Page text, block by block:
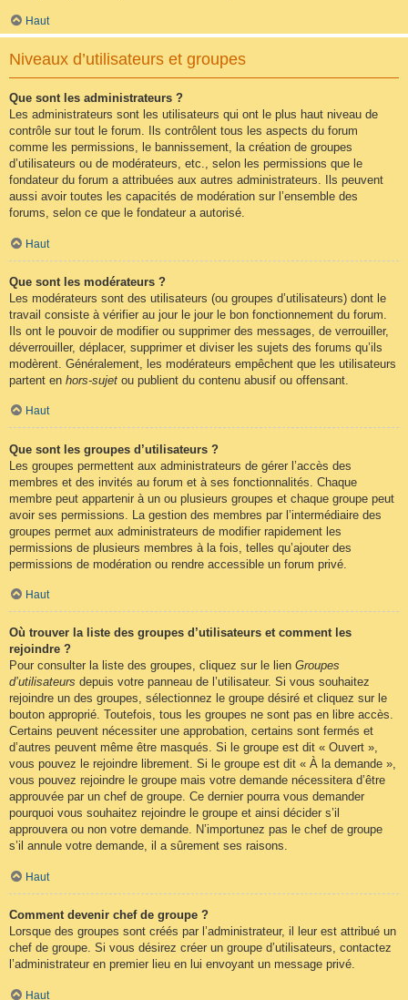
Haut
Niveaux d’utilisateurs et groupes
Que sont les administrateurs ?
Les administrateurs sont les utilisateurs qui ont le plus haut niveau de
contrôle sur tout le forum. Ils contrôlent tous les aspects du forum
comme les permissions, le bannissement, la création de groupes
d’utilisateurs ou de modérateurs, etc., selon les permissions que le
fondateur du forum a attribuées aux autres administrateurs. Ils peuvent
aussi avoir toutes les capacités de modération sur l’ensemble des
forums, selon ce que le fondateur a autorisé.
Haut
Que sont les modérateurs ?
Les modérateurs sont des utilisateurs (ou groupes d’utilisateurs) dont le
travail consiste à vérifier au jour le jour le bon fonctionnement du forum.
Ils ont le pouvoir de modifier ou supprimer des messages, de verrouiller,
déverrouiller, déplacer, supprimer et diviser les sujets des forums qu’ils
modèrent. Généralement, les modérateurs empêchent que les utilisateurs
partent en hors-sujet ou publient du contenu abusif ou offensant.
Haut
Que sont les groupes d’utilisateurs ?
Les groupes permettent aux administrateurs de gérer l’accès des
membres et des invités au forum et à ses fonctionnalités. Chaque
membre peut appartenir à un ou plusieurs groupes et chaque groupe peut
avoir ses permissions. La gestion des membres par l’intermédiaire des
groupes permet aux administrateurs de modifier rapidement les
permissions de plusieurs membres à la fois, telles qu’ajouter des
permissions de modération ou rendre accessible un forum privé.
Haut
Où trouver la liste des groupes d’utilisateurs et comment les
rejoindre ?
Pour consulter la liste des groupes, cliquez sur le lien Groupes
d’utilisateurs depuis votre panneau de l’utilisateur. Si vous souhaitez
rejoindre un des groupes, sélectionnez le groupe désiré et cliquez sur le
bouton approprié. Toutefois, tous les groupes ne sont pas en libre accès.
Certains peuvent nécessiter une approbation, certains sont fermés et
d’autres peuvent même être masqués. Si le groupe est dit « Ouvert »,
vous pouvez le rejoindre librement. Si le groupe est dit « À la demande »,
vous pouvez rejoindre le groupe mais votre demande nécessitera d’être
approuvée par un chef de groupe. Ce dernier pourra vous demander
pourquoi vous souhaitez rejoindre le groupe et ainsi décider s’il
approuvera ou non votre demande. N’importunez pas le chef de groupe
s’il annule votre demande, il a sûrement ses raisons.
Haut
Comment devenir chef de groupe ?
Lorsque des groupes sont créés par l’administrateur, il leur est attribué un
chef de groupe. Si vous désirez créer un groupe d’utilisateurs, contactez
l’administrateur en premier lieu en lui envoyant un message privé.
Haut